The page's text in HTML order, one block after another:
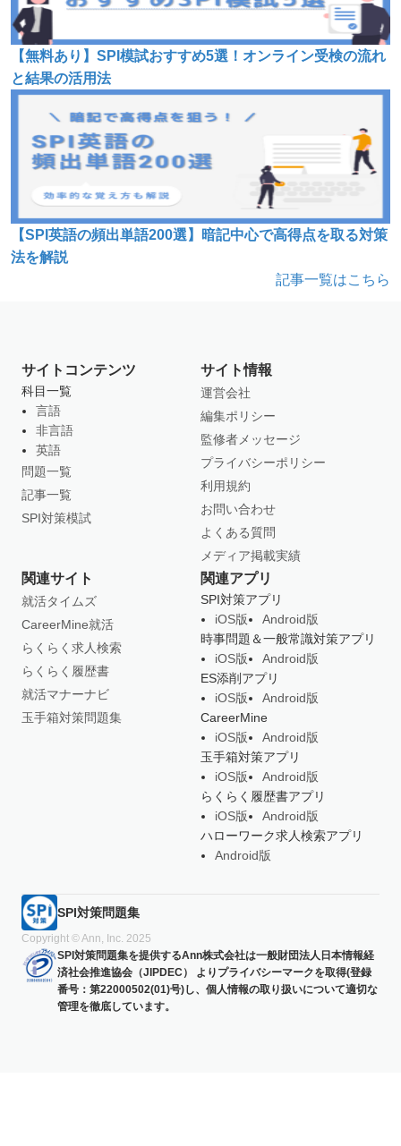
【無料あり】SPI模試おすすめ5選！オンライン受検の流れ
と結果の活用法
【SPI英語の頻出単語200選】暗記中心で高得点を取る対策
法を解説
記事一覧はこちら
サイトコンテンツ
科目一覧
言語
非言語
英語
問題一覧
記事一覧
SPI対策模試
サイト情報
運営会社
編集ポリシー
監修者メッセージ
プライバシーポリシー
利用規約
お問い合わせ
よくある質問
メディア掲載実績
関連サイト
就活タイムズ
CareerMine就活
らくらく求人検索
らくらく履歴書
就活マナーナビ
玉手箱対策問題集
関連アプリ
SPI対策アプリ
iOS版
Android版
時事問題＆一般常識対策アプリ
iOS版
Android版
ES添削アプリ
iOS版
Android版
CareerMine
iOS版
Android版
玉手箱対策アプリ
iOS版
Android版
らくらく履歴書アプリ
iOS版
Android版
ハローワーク求人検索アプリ
Android版
SPI対策問題集
Copyright © Ann, Inc. 2025
SPI対策問題集を提供するAnn株式会社は一般財団法人日本情報経
済社会推進協会（JIPDEC） よりプライバシーマークを取得(登録
番号：第22000502(01)号)し、個人情報の取り扱いについて適切な
管理を徹底しています。